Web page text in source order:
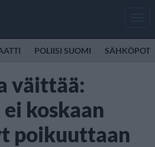
POLIISI SUOMI
väittää:
koskaan
poikuuttaan